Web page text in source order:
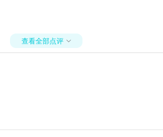
查看全部点评 